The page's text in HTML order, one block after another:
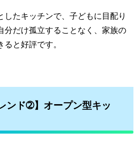
したキッチンで、子どもに目配り
分だけ孤立することなく、家族の
と好評です。
ンド➁】 オープン型キッ